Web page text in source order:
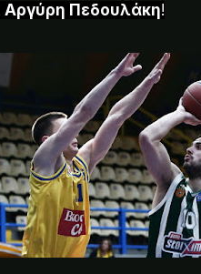
Αργύρη Πεδουλάκη!